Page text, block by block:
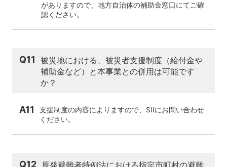
がありますので、地方自治体の補助金窓口にてご確
認ください。
Q11 被災地における、被災者支援制度（給付金や
補助金など）と本事業との併用は可能です
か？
A11
支援制度の内容によりますので、SIIにお問い合わせ
ください。
Q12
原発避難者特例法における指定市町村の避難